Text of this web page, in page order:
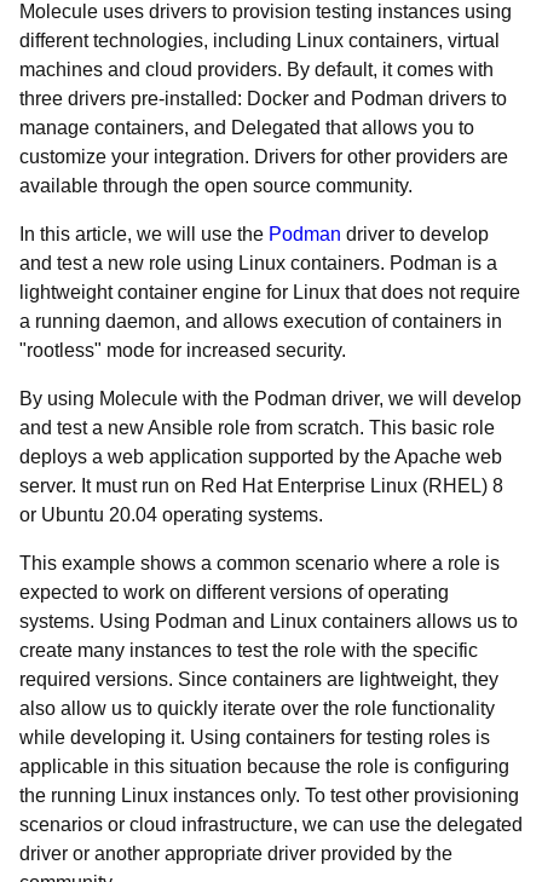
Molecule uses drivers to provision testing instances using
different technologies, including Linux containers, virtual
machines and cloud providers. By default, it comes with
three drivers pre-installed: Docker and Podman drivers to
manage containers, and Delegated that allows you to
customize your integration. Drivers for other providers are
available through the open source community.
In this article, we will use the Podman driver to develop
and test a new role using Linux containers. Podman is a
lightweight container engine for Linux that does not require
a running daemon, and allows execution of containers in
"rootless" mode for increased security.
By using Molecule with the Podman driver, we will develop
and test a new Ansible role from scratch. This basic role
deploys a web application supported by the Apache web
server. It must run on Red Hat Enterprise Linux (RHEL) 8
or Ubuntu 20.04 operating systems.
This example shows a common scenario where a role is
expected to work on different versions of operating
systems. Using Podman and Linux containers allows us to
create many instances to test the role with the specific
required versions. Since containers are lightweight, they
also allow us to quickly iterate over the role functionality
while developing it. Using containers for testing roles is
applicable in this situation because the role is configuring
the running Linux instances only. To test other provisioning
scenarios or cloud infrastructure, we can use the delegated
driver or another appropriate driver provided by the